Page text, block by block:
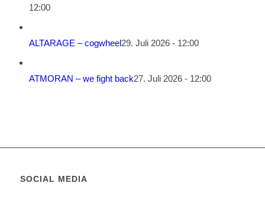
12:00
ALTARAGE – cogwheel29. Juli 2026 - 12:00
ATMORAN – we fight back27. Juli 2026 - 12:00
SOCIAL MEDIA